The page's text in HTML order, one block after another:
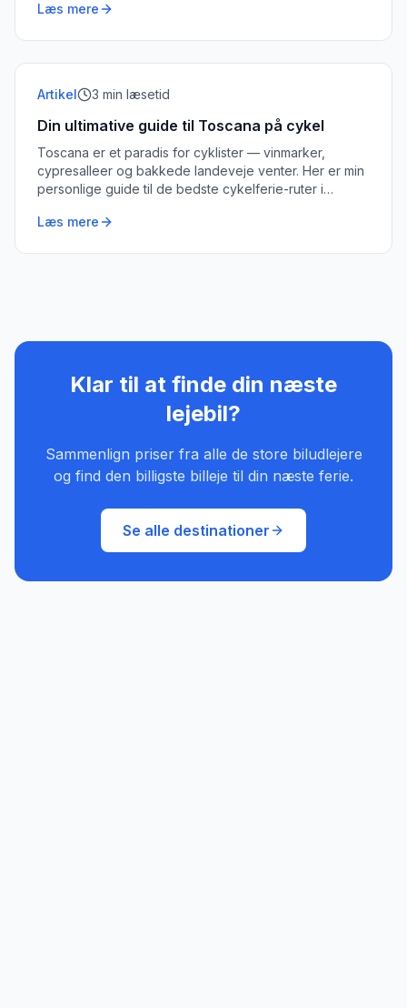
Læs mere
Artikel 3 min læsetid
Din ultimative guide til Toscana på cykel
Toscana er et paradis for cyklister — vinmarker,
cypresalleer og bakkede landeveje venter. Her er min
personlige guide til de bedste cykelferie-ruter i
Læs mere
Klar til at finde din næste
lejebil?
Sammenlign priser fra alle de store biludlejere
og find den billigste billeje til din næste ferie.
Se alle destinationer